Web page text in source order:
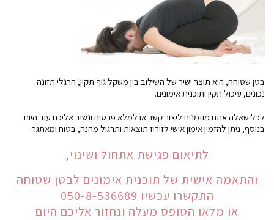
בטן שטוחה, היא תוצר ישיר של השילוב בין משקל גוף תקין, הרגלי תזונה
נכונים, עיכול תקין ותוכנית אימונים.
לכל שאלה אתם מוזמנים ליצור קשר או למלא פרטים ונשוב אליכם עוד היום.
בנוסף, ניתן להזמין אימון אישי לזירוז תוצאות ותרגול מהנה, בטוח ומאתגר.
לתיאום פגישת אתחול ושינוי,
והתאמה אישית של תוכנית אימונים לבטן שטוחה
התקשרו עכשיו 050-8-536689
או מלאו הטופס מעלה ונחזור אליכם היום